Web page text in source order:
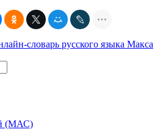
словарь русского языка Макса
(МАС)